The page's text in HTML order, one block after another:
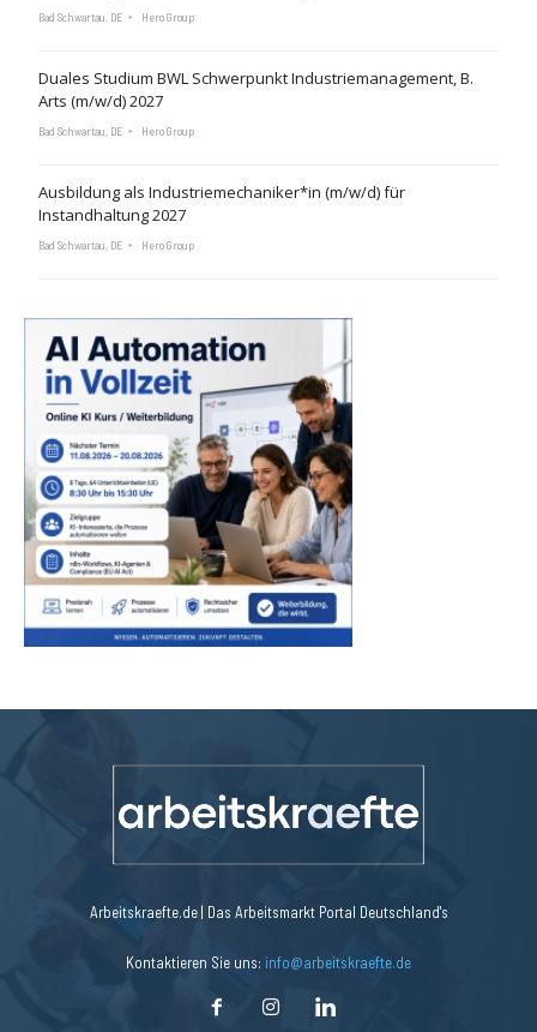
Bad Schwartau, DE Hero Group
Duales Studium BWL Schwerpunkt Industriemanagement, B.
Arts (m/w/d) 2027
Bad Schwartau, DE Hero Group
Ausbildung als Industriemechaniker*in (m/w/d) für
Instandhaltung 2027
Bad Schwartau, DE Hero Group
Arbeitskraefte.de | Das Arbeitsmarkt Portal Deutschland's
Kontaktieren Sie uns: info@arbeitskraefte.de